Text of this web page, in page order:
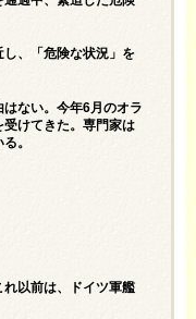
、「危険な状況」を
ない。今年6月のオラ
けてきた。専門家は
。
以前は、ドイツ軍艦